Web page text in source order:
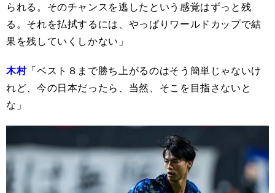
られる。そのチャンスを逃したという感覚はずっと残
る。それを払拭するには、やっぱりワールドカップで結
果を残していくしかない」
木村「ベスト８まで勝ち上がるのはそう簡単じゃないけ
れど、今の日本だったら、当然、そこを目指さないと
な」